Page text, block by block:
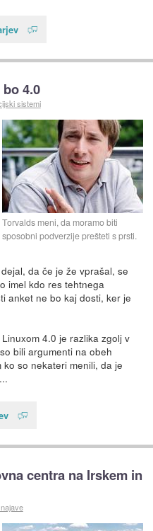
4.0
sistemi
Torvalds meni, da moramo biti
sposobni podverzije prešteti s prsti.
da če je že vprašal, se
imel kdo res tehtnega
anket ne bo kaj dosti, ker je
4.0 je razlika zgolj v
bili argumenti na obeh
so nekateri menili, da je
centra na Irskem in